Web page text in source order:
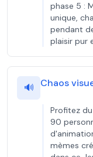
phase 5 :
unique,
pendant
plaisir pur
🔊 Chaos
Profitez
90
mèmes